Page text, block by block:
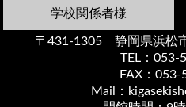
学校関係者様
〒431-1305 静岡県浜松
TEL：053-
FAX：
Mail：